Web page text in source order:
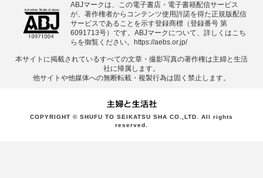
ABJマークは、この電子書店・電子書籍配信サービス
が、著作権者からコンテンツ使用許諾を得た正規版配信
サービスであることを示す登録商標（登録番号 第
6091713号）です。ABJマークについて、詳しくはこち
らを御覧ください。
https://aebs.or.jp/
本サイトに掲載されているすべての⽂章・撮影写真の著作権は主婦と⽣活
社に帰属します。
他サイトや他媒体への無断転載・複製⾏為は固く禁⽌します。
COPYRIGHT © SHUFU TO SEIKATSU SHA CO.,LTD. All rights
reserved.